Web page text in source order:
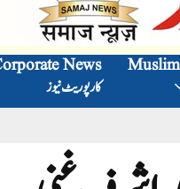
News
کارپوریٹ نیوز